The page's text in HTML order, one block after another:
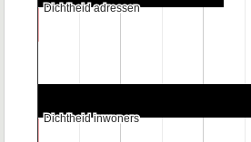
Dichtheid adressen
Dichtheid adressen
Dichtheid inwoners
Dichtheid inwoners